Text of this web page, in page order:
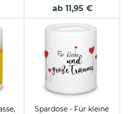
ab 11,95 €
Spardose - Für kleine